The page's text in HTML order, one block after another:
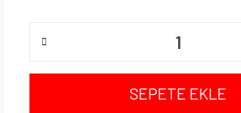
SEPETE EKLE